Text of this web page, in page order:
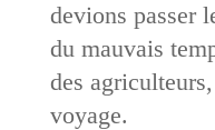
devions passer
du mauvais
des
voyage.